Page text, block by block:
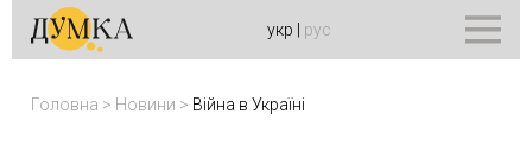
укр рус
Головна > Новини > Війна в Україні